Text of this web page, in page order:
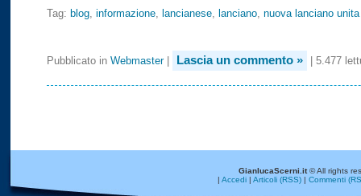
Tag: blog, informazione, lancianese, lanciano, nuova lanciano unita
Pubblicato in Webmaster| Lascia un commento » | 5.477
GianlucaScerni.it© All rights
| Accedi| Articoli (RSS)| Commenti